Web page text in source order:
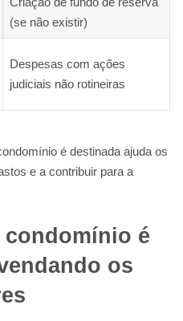
(se não existir)
Despesas com ações
judiciais não rotineiras
é destinada ajuda os
e a contribuir para a
condomínio é
os